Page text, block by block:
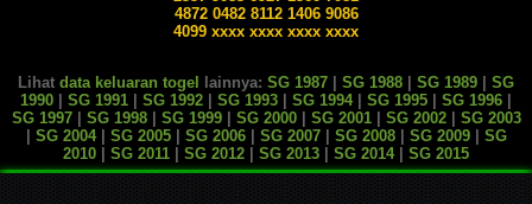
4872 0482 8112 1406 9086
4099 xxxx xxxx xxxx xxxx
Lihat data keluaran togel lainnya: SG 1987 SG 1988 SG 1989
SG
1990
SG 1991 SG 1992 SG 1993 SG 1994| SG 1995 SG 1996
SG 1997| SG 1998| SG 1999| SG 2000| SG 2001| SG 2002| SG 2003
SG 2004| SG 2005| SG 2006| SG 2007| SG 2008| SG 2009| SG
2010
SG 2011 SG 2012 SG 2013 SG 2014| SG 2015